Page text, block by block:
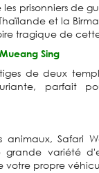
les prisonniers de
et la
tragique de
Sing
de deux
parfait
animaux, Safari
grande variété
votre propre